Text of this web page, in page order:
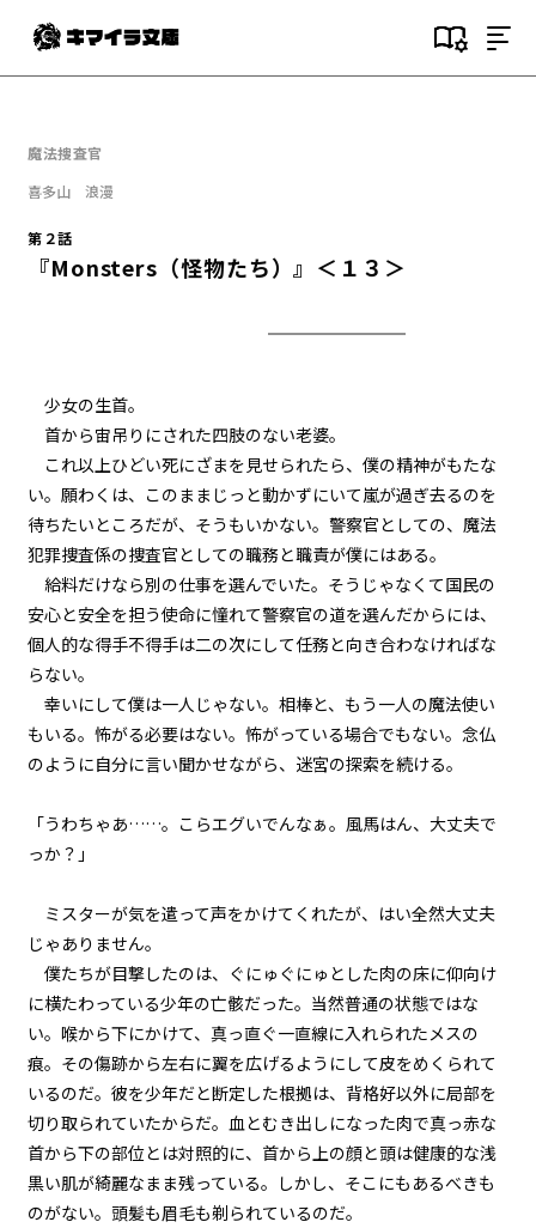
目次
『Serial killer（連続殺人鬼）』
第１話
『Serial killer（連続殺人鬼）』
＜４＞
第１話
『Serial killer（連続殺人鬼）』
＜５＞
第１話
＜６＞
第１話
＜８＞
第１話
『Serial killer（連続殺人鬼）』
＜９＞
第１話
『Serial killer（連続殺人鬼）』
＜１０＞
第１話
『Serial killer（連続殺人鬼）』
＜１１＞
魔法捜査官
喜多山 浪漫
第２話
『Monsters（怪物たち）』＜１３＞
少女の生首。
首から宙吊りにされた四肢のない老婆。
これ以上ひどい死にざまを見せられたら、僕の精神がもたな
い。願わくは、このままじっと動かずにいて嵐が過ぎ去るのを
待ちたいところだが、そうもいかない。警察官としての、魔法
犯罪捜査係の捜査官としての職務と職責が僕にはある。
給料だけなら別の仕事を選んでいた。そうじゃなくて国民の
安心と安全を担う使命に憧れて警察官の道を選んだからには、
個人的な得手不得手は二の次にして任務と向き合わなければな
らない。
幸いにして僕は一人じゃない。相棒と、もう一人の魔法使い
もいる。怖がる必要はない。怖がっている場合でもない。念仏
のように自分に言い聞かせながら、迷宮の探索を続ける。
「うわちゃあ……。こらエグいでんなぁ。風馬はん、大丈夫で
っか？」
ミスターが気を遣って声をかけてくれたが、はい全然大丈夫
じゃありません。
僕たちが目撃したのは、ぐにゅぐにゅとした肉の床に仰向け
に横たわっている少年の亡骸だった。当然普通の状態ではな
い。喉から下にかけて、真っ直ぐ一直線に入れられたメスの
痕。その傷跡から左右に翼を広げるようにして皮をめくられて
いるのだ。彼を少年だと断定した根拠は、背格好以外に局部を
切り取られていたからだ。血とむき出しになった肉で真っ赤な
首から下の部位とは対照的に、首から上の顔と頭は健康的な浅
黒い肌が綺麗なまま残っている。しかし、そこにもあるべきも
のがない。頭髪も眉毛も剃られているのだ。